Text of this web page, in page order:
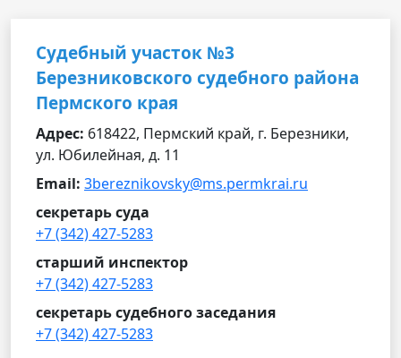
Судебный участок №3
Березниковского судебного района
Пермского края
Адрес: 618422, Пермский край, г. Березники,
ул. Юбилейная, д. 11
Email: 3bereznikovsky@ms.permkrai.ru
секретарь суда
+7 (342) 427-5283
старший инспектор
+7 (342) 427-5283
секретарь судебного заседания
+7 (342) 427-5283